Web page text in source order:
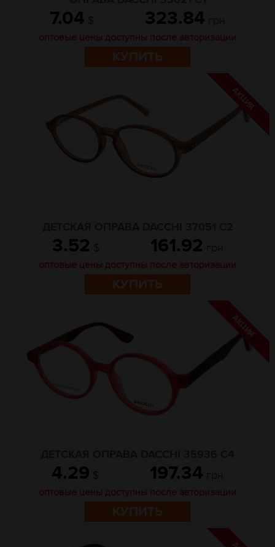
7.04 $ 323.84 грн
оптовые цены доступны после авторизации
КУПИТЬ
3.52 $ 161.92 грн
оптовые цены доступны после авторизации
КУПИТЬ
4.29 $ 197.34 грн
оптовые цены доступны после авторизации
КУПИТЬ